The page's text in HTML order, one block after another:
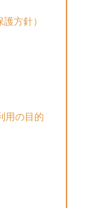
方針）
用の目的